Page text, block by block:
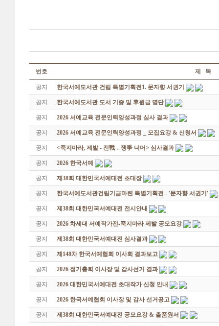
번호 제 목
공지 한국서예도서관 건립 특별기획전1. 문자향 서권기
공지 한국서예도서관 도서 기증 및 후원금 명단
공지 2026 서예교육 전문인력양성과정 심사 결과
공지 2026 서예교육 전문인력양성과정 _ 모집요강 & 신청서
공지 <죽지마라, 제발 - 전戰 ․ 쟁爭 너머> 심사결과
공지 2026 한국서예
공지 제38회 대한민국서예대전 초대장
공지 한국서예도서관건립기금마련 특별기획전 - '문자향 서권기'
공지 제38회 대한민국서예대전 전시안내
공지 2026 차세대 서예작가전-죽지마라 제발 공모요강
공지 제38회 대한민국서예대전 심사결과
공지 제148차 한국서예협회 이사회 결과보고
공지 2026 정기총회 이사장 및 감사선거 결과
공지 2026 대한민국서예대전 초대작가 신청 안내
공지 2026 한국서예협회 이사장 및 감사 선거공고
공지 제38회 대한민국서예대전 공모요강 & 출품원서